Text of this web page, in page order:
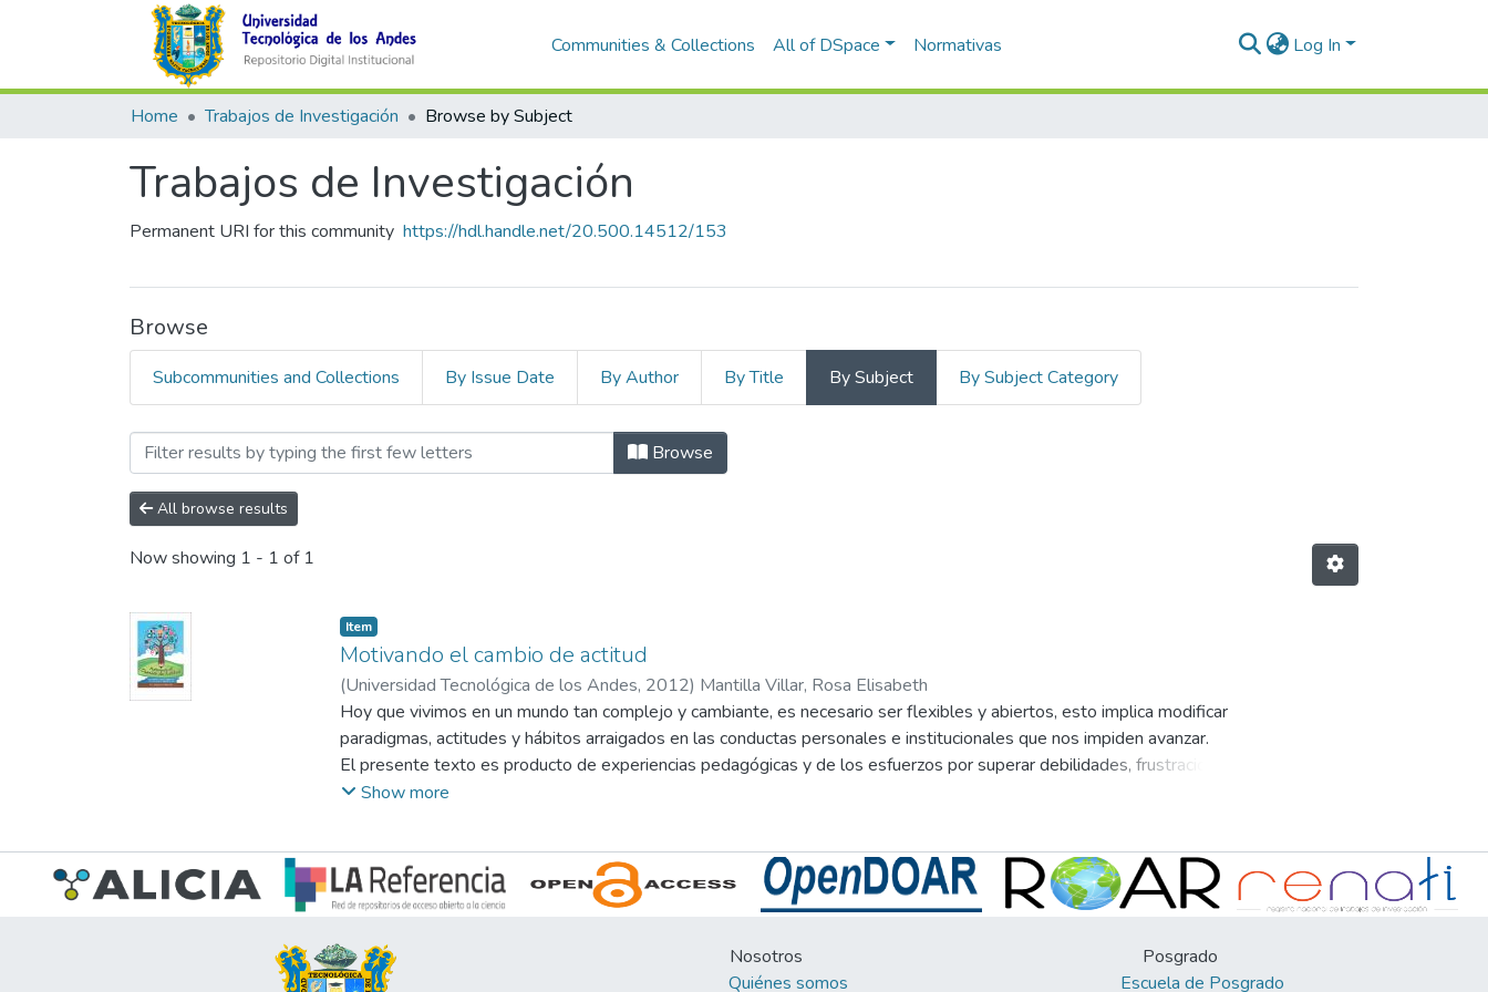
Communities & Collections All of DSpace Normativas Log In
Home Trabajos de Investigación Browse by Subject
Trabajos de Investigación
Permanent URI for this community https://hdl.handle.net/20.500.14512/153
Browse
Subcommunities and Collections By Issue Date By Author By Title By Subject By Subject Category
Browsing Trabajos de Investigación by Subject "Actitud"
Browse
All browse results
Now showing 1 - 1 of 1
Item
Motivando el cambio de actitud
(Universidad Tecnológica de los Andes, 2012) Mantilla Villar, Rosa Elisabeth
Hoy que vivimos en un mundo tan complejo y cambiante, es necesario ser flexibles y abiertos, esto implica modificar
paradigmas, actitudes y hábitos arraigados en las conductas personales e institucionales que nos impiden avanzar.
El presente texto es producto de experiencias pedagógicas y de los esfuerzos por superar debilidades, frustraciones,
errores y carencias que en la tarea educativa fui encontrando, manifestados en bajos niveles de autoestima, crisis de
Gran parte de nuestra crisis educativa es actitudinal. Por esta razón, el presente texto busca sensibilizar y motivar el
cambio de actitud, mediante el desarrollo de habilidades emocionales como son: autoconocimiento, autocontrol,
Este texto está organizado en cuatro partes: en la primera parte se aborda aspectos importantes sobre la inteligencia
emocional y la práctica de valores en la labor educativa; en la segunda parte propongo algunas estrategias sencillas y
Show more
Nosotros
Quiénes somos
Posgrado
Escuela de Posgrado